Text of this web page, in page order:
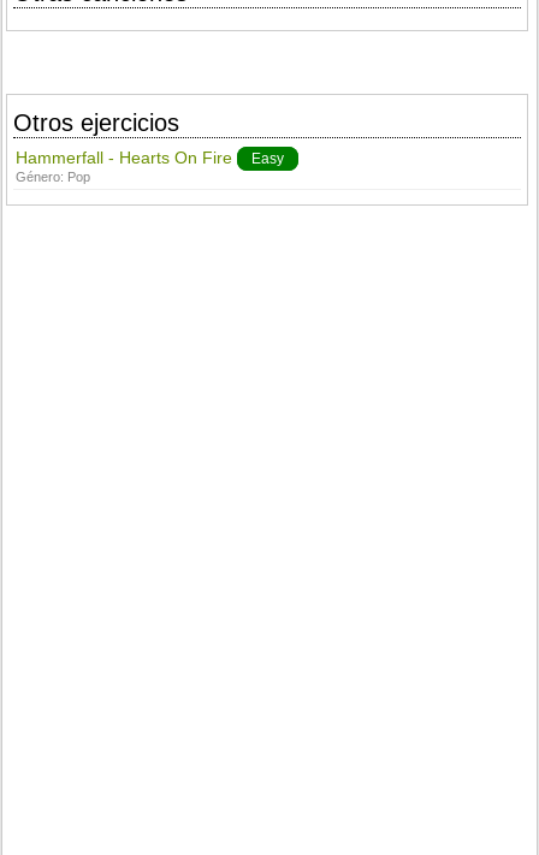
Otros ejercicios
Hammerfall - Hearts On Fire Easy
Género: Pop